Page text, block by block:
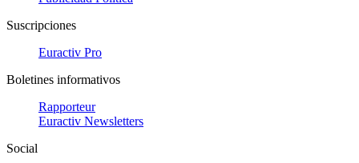
Suscripciones
Euractiv Pro
Boletines informativos
Rapporteur
Euractiv Newsletters
Social